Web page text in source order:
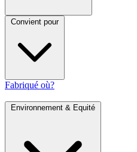
Convient pour
Fabriqué où?
Environnement & Equité